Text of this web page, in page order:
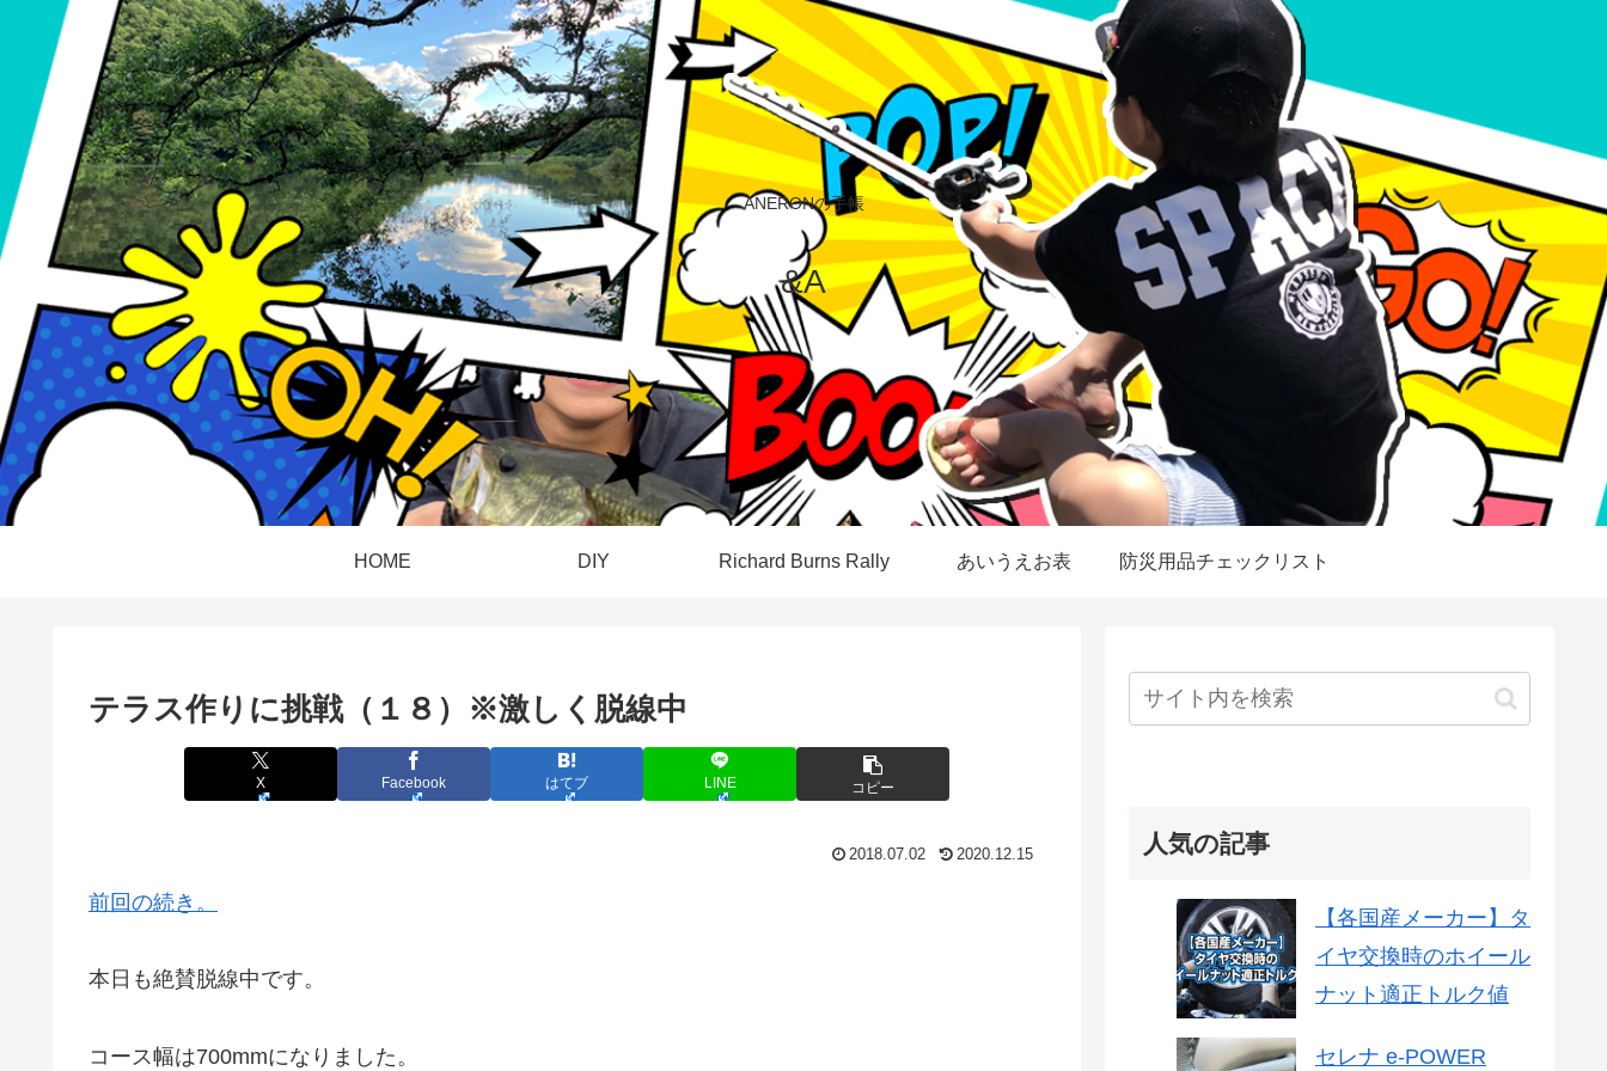
ANERONの手帳
&A
HOME DIY Richard Burns Rally あいうえお表 防災用品チェックリスト
テラス作りに挑戦（１８）※激しく脱線中
X Facebook はてブ LINE コピー
2018.07.02 2020.12.15
前回の続き。
本日も絶賛脱線中です。
コース幅は700mmになりました。
人気の記事
【各国産メーカー】タ
イヤ交換時のホイール
ナット適正トルク値
セレナ e-POWER